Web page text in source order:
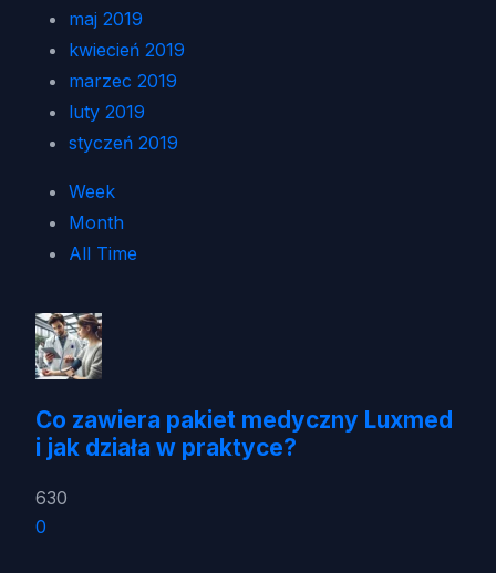
maj 2019
kwiecień 2019
marzec 2019
luty 2019
styczeń 2019
Week
Month
All Time
Co zawiera pakiet medyczny Luxmed
i jak działa w praktyce?
630
0